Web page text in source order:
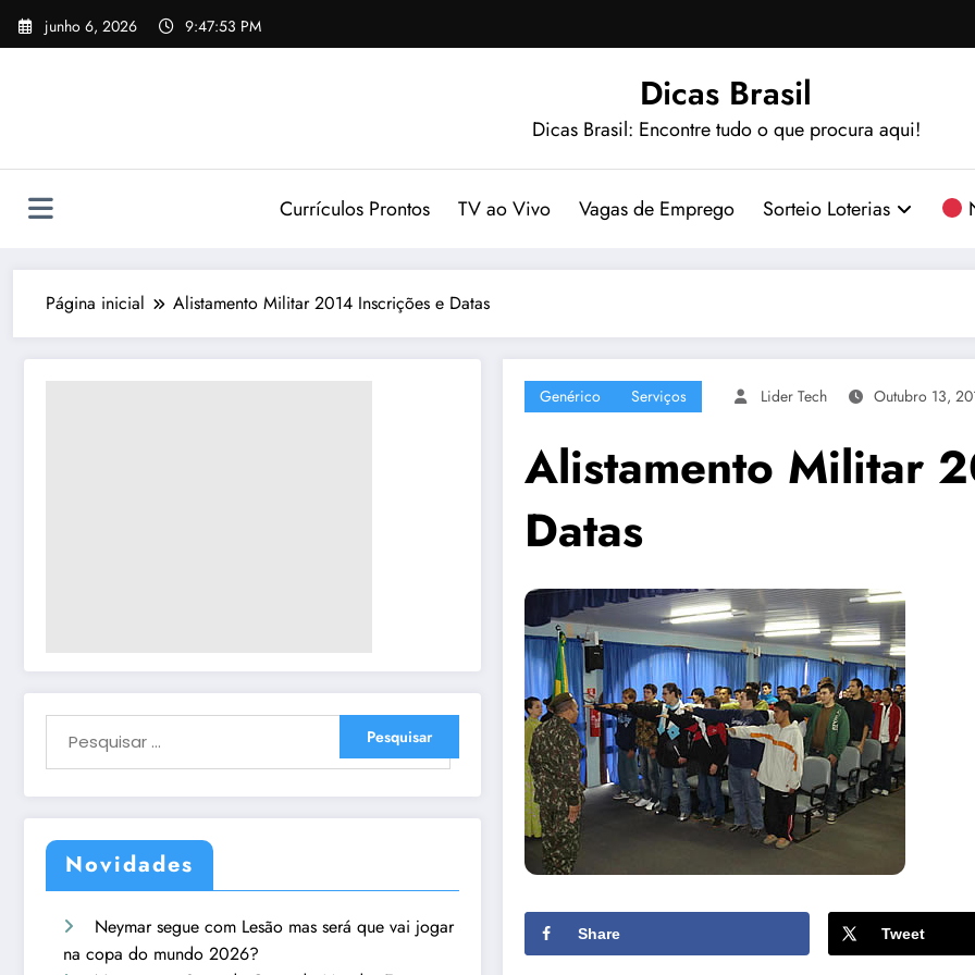
Pular
para
junho 6, 2026 9:47:54 PM
Dicas Brasil
Dicas Brasil: Encontre tudo o que procura aqui!
Currículos Prontos TV ao Vivo Vagas de Emprego Sorteio Loterias
Página inicial Alistamento Militar 2014 Inscrições e Datas
Novidades
Neymar segue com Lesão mas será que vai jogar
na copa do mundo 2026?
Genérico Serviços Lider Tech Outubro 13,
Alistamento Militar
Datas
Share Tweet